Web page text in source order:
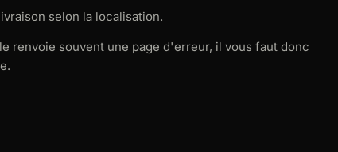
selon la localisation.
renvoie souvent une page d'erreur, il vous faut donc